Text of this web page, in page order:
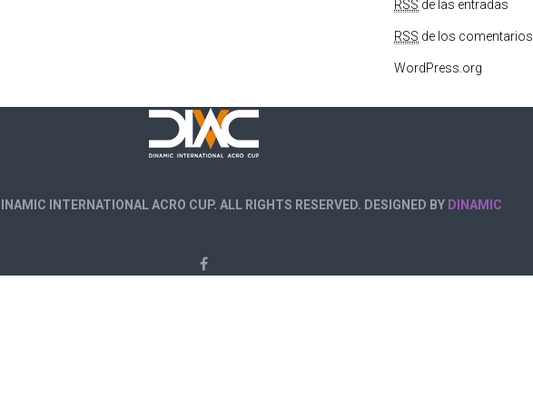
RSS de las entradas
RSS de los comentarios
WordPress.org
INTERNATIONAL ACRO CUP. ALL RIGHTS RESERVED. DESIGNED BY DINAMIC